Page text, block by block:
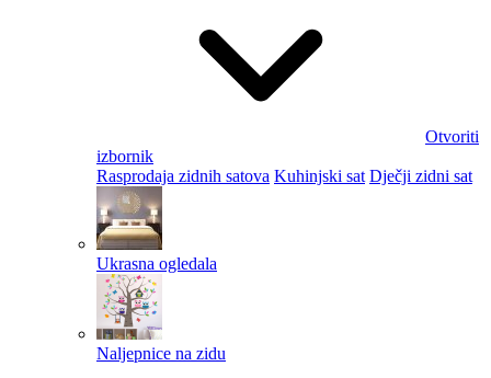
Otvoriti
izbornik
Rasprodaja zidnih satova Kuhinjski sat Dječji zidni sat
Ukrasna ogledala
Naljepnice na zidu